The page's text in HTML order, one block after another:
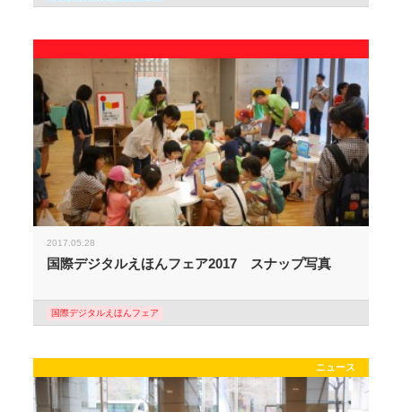
2017.05.28
国際デジタルえほんフェア2017 スナップ写真
国際デジタルえほんフェア
ニュース